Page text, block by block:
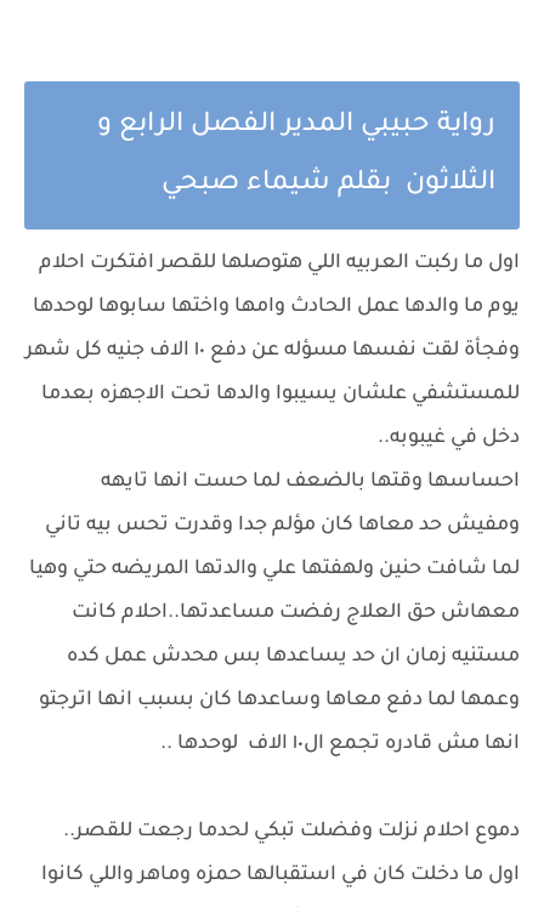
رواية حبيبي المدير الفصل الرابع و
الثلاثون بقلم شيماء صبحي
اول ما ركبت العربيه اللي هتوصلها للقصر افتكرت احلام
يوم ما والدها عمل الحادث وامها واختها سابوها لوحدها
وفجأة لقت نفسها مسؤله عن دفع ١٠ الاف جنيه كل شهر
للمستشفي علشان يسيبوا والدها تحت الاجهزه بعدما
دخل في غيبوبه..
احساسها وقتها بالضعف لما حست انها تايهه
ومفيش حد معاها كان مؤلم جدا وقدرت تحس بيه تاني
لما شافت حنين ولهفتها علي والدتها المريضه حتي وهيا
معهاش حق العلاج رفضت مساعدتها..احلام كانت
مستنيه زمان ان حد يساعدها بس محدش عمل كده
وعمها لما دفع معاها وساعدها كان بسبب انها اترجتو
انها مش قادره تجمع ال١٠ الاف لوحدها ..
دموع احلام نزلت وفضلت تبكي لحدما رجعت للقصر..
اول ما دخلت كان في استقبالها حمزه وماهر واللي كانوا